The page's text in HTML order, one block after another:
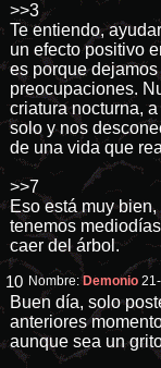
>>3
Te entiendo,
un efecto positivo
es porque
preocupaciones.
criatura nocturna,
solo y nos
de una vida que
>>7
Eso está muy
tenemos
caer del árbol.
10 Nombre: Demonio
Buen día, solo
anteriores
aunque sea un